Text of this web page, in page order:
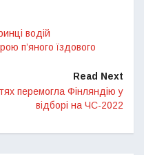
водій
п’яного їздового
Read Next
перемогла Фінляндію у
відборі на ЧС-2022